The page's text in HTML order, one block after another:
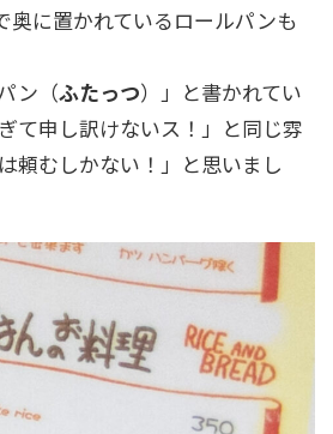
に置かれているロールパンも
ン（ふたっつ）」と書かれてい
て申し訳けないス！」と同じ雰
頼むしかない！」と思いまし